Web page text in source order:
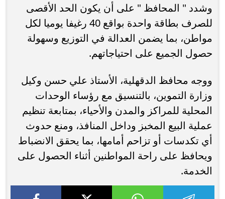
وشدد " المحافظ " على أن يكون الحد الأقصى
للصرف بطاقة واحدة بواقع 40 رغيفا يوميا لكل
مواطن، بما يضمن العدالة في التوزيع وسهولة
حصول الجميع على احتياجاتهم.
ووجه محافظ الدقهلية، الأستاذ علي حسن وكيل
وزارة التموين، بالتنسيق مع رؤساء الوحدات
المحلية للمراكز والمدن والأحياء، بمتابعة تنظيم
عملية البيع المخبز وداخل المنافذ، ومنع حدوث
أي تكدسات أو تزاحم أمامها، بما يحقق الانضباط
ويحافظ على راحة المواطنين أثناء الحصول على
الخدمة.